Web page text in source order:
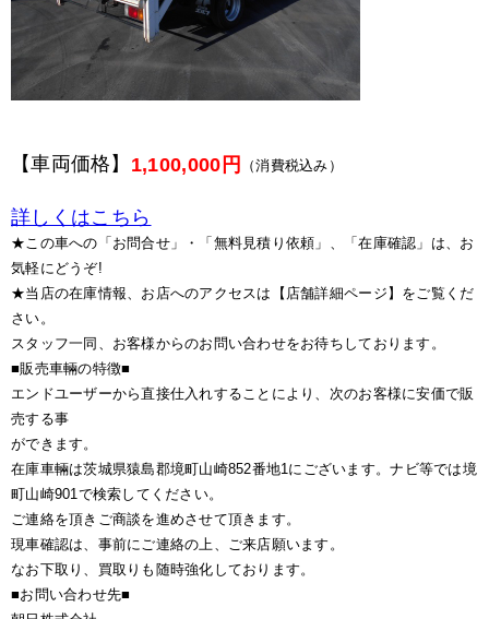
【車両価格】 1,100,000円 （消費税込み）
詳しくはこちら
★この車への「お問合せ」・「無料見積り依頼」、「在庫確認」は、お
気軽にどうぞ!
★当店の在庫情報、お店へのアクセスは【店舗詳細ページ】をご覧くだ
さい。
スタッフ一同、お客様からのお問い合わせをお待ちしております。
■販売車輛の特徴■
エンドユーザーから直接仕入れすることにより、次のお客様に安価で販
売する事
ができます。
在庫車輛は茨城県猿島郡境町山崎852番地1にございます。ナビ等では境
町山崎901で検索してください。
ご連絡を頂きご商談を進めさせて頂きます。
現車確認は、事前にご連絡の上、ご来店願います。
なお下取り、買取りも随時強化しております。
■お問い合わせ先■